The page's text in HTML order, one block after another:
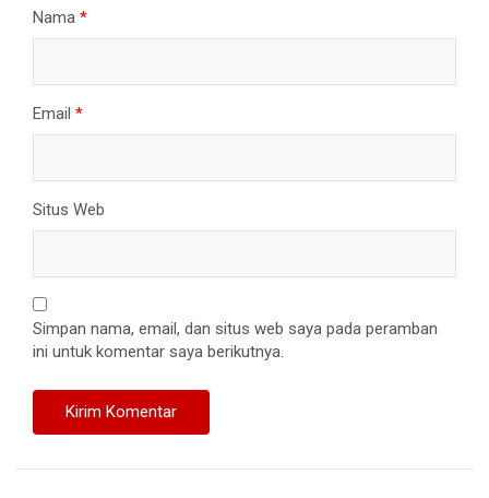
Nama *
Email *
Situs Web
Simpan nama, email, dan situs web saya pada peramban
ini untuk komentar saya berikutnya.